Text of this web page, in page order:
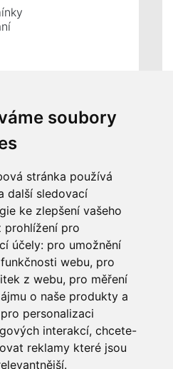
soubory
stránka používá
další sledovací
ke zlepšení vašeho
prohlížení pro
účely: pro umožnění
webu, pro
z webu, pro měření
o naše produkty a
personalizaci
interakcí, chcete-
reklamy které jsou
.
prací
údajů